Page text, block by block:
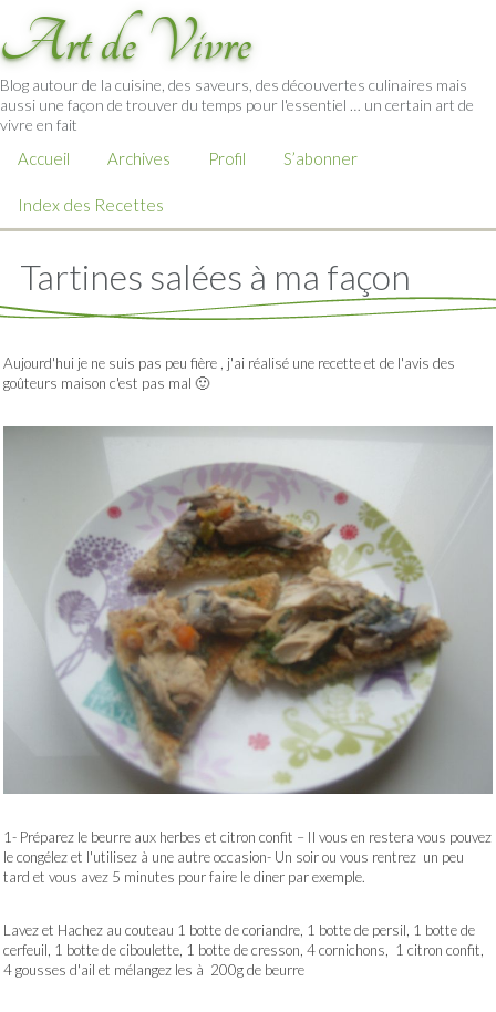
Art de Vivre
Blog autour de la cuisine, des saveurs, des découvertes culinaires mais
aussi une façon de trouver du temps pour l'essentiel … un certain art de
vivre en fait
Accueil Archives Profil S’abonner
Index des Recettes
Tartines salées à ma façon
Aujourd'hui je ne suis pas peu fière , j'ai réalisé une recette et de l'avis des
goûteurs maison c'est pas mal 🙂
1- Préparez le beurre aux herbes et citron confit – Il vous en restera vous pouvez
le congélez et l'utilisez à une autre occasion- Un soir ou vous rentrez un peu
tard et vous avez 5 minutes pour faire le diner par exemple.
Lavez et Hachez au couteau 1 botte de coriandre, 1 botte de persil, 1 botte de
cerfeuil, 1 botte de ciboulette, 1 botte de cresson, 4 cornichons, 1 citron confit,
4 gousses d'ail et mélangez les à 200g de beurre